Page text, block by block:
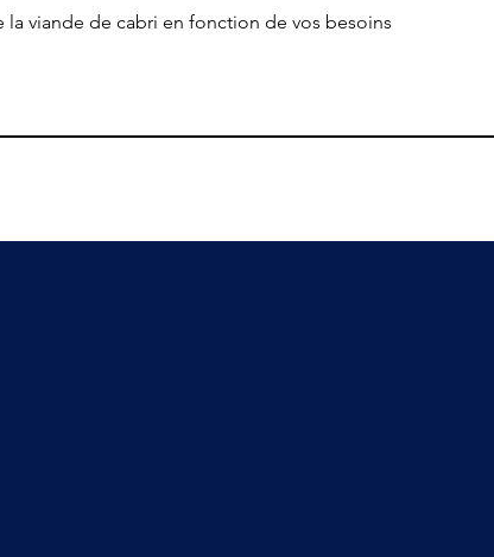
viande de cabri en fonction de vos besoins